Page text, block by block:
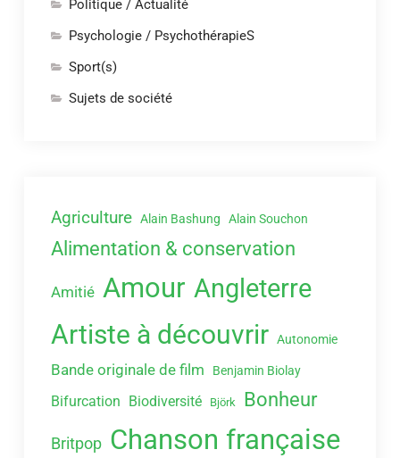
Politique / Actualité
Psychologie / PsychothérapieS
Sport(s)
Sujets de société
Agriculture Alain Bashung Alain Souchon
Alimentation & conservation
Amitié Amour Angleterre
Artiste à découvrir Autonomie
Bande originale de film Benjamin Biolay
Bifurcation Biodiversité Björk Bonheur
Britpop Chanson française